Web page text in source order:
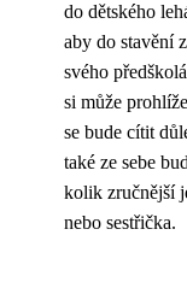
do dětského
aby do stavění
svého
si může
se bude cítit
také ze sebe
kolik zručnější
nebo sestřička.